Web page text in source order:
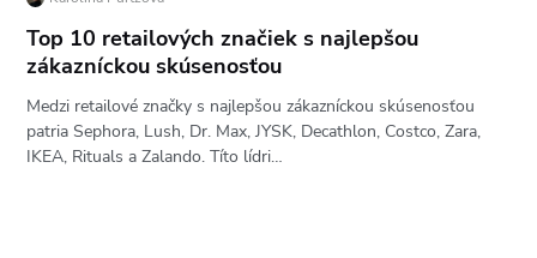
Top 10 retailových značiek s najlepšou
zákazníckou skúsenosťou
Medzi retailové značky s najlepšou zákazníckou skúsenosťou
patria Sephora, Lush, Dr. Max, JYSK, Decathlon, Costco, Zara,
IKEA, Rituals a Zalando. Títo lídri…